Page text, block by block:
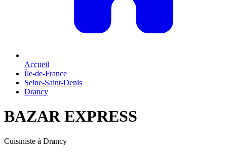
Accueil
Île-de-France
Seine-Saint-Denis
Drancy
BAZAR EXPRESS
Cuisiniste à Drancy